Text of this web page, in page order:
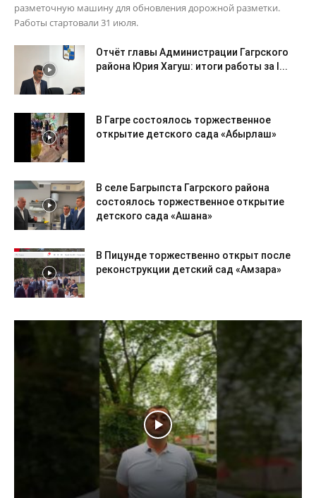
разметочную машину для обновления дорожной разметки.
Работы стартовали 31 июля.
Отчёт главы Администрации Гагрского
района Юрия Хагуш: итоги работы за I...
В Гагре состоялось торжественное
открытие детского сада «Абырлаш»
В селе Багрыпста Гагрского района
состоялось торжественное открытие
детского сада «Ашана»
В Пицунде торжественно открыт после
реконструкции детский сад «Амзара»